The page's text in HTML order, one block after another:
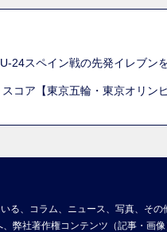
スペイン戦の先発イレブン
ア【東京五輪・東京オリンピ
る、コラム、ニュース、写真、そ
弊社著作権コンテンツ（記事・画